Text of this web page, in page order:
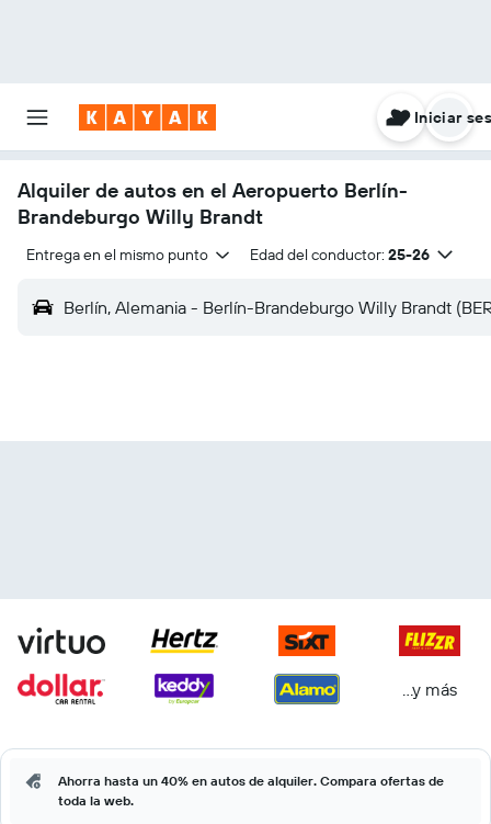
Iniciar
Alquiler de autos en el Aeropuerto Berlín-
Brandeburgo Willy Brandt
Entrega en el mismo punto Edad del conductor: 25-26
Berlín, Alemania - Berlín-Brandeburgo Willy Brandt
...y más
Ahorra hasta un 40% en autos de alquiler. Compara ofertas de
toda la web.